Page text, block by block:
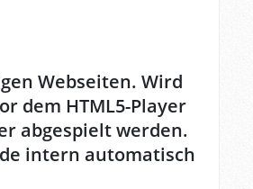
Webseiten. Wird
dem HTML5-Player
abgespielt werden.
intern automatisch